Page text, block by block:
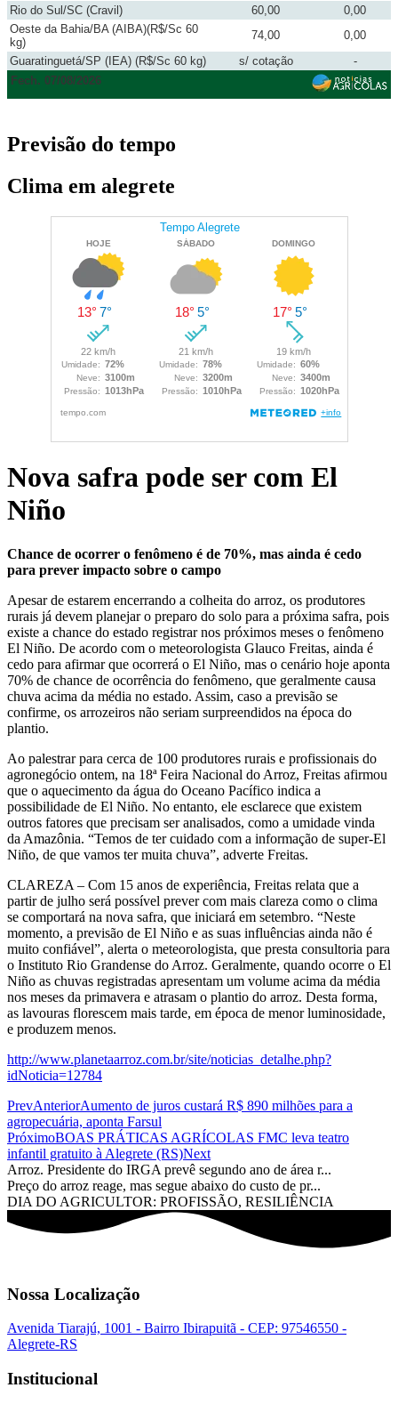
Rio do Sul/SC (Cravil)
60,00
0,00
Oeste da Bahia/BA (AIBA)(R$/Sc 60
kg)
74,00
0,00
Guaratinguetá/SP (IEA) (R$/Sc 60 kg)
s/ cotação
-
Fech. 07/08/2026
Previsão do tempo
Clima em alegrete
Nova safra pode ser com El
Niño
Chance de ocorrer o fenômeno é de 70%, mas ainda é cedo
para prever impacto sobre o campo
Apesar de estarem encerrando a colheita do arroz, os produtores
rurais já devem planejar o preparo do solo para a próxima safra, pois
existe a chance do estado registrar nos próximos meses o fenômeno
El Niño. De acordo com o meteorologista Glauco Freitas, ainda é
cedo para afirmar que ocorrerá o El Niño, mas o cenário hoje aponta
70% de chance de ocorrência do fenômeno, que geralmente causa
chuva acima da média no estado. Assim, caso a previsão se
confirme, os arrozeiros não seriam surpreendidos na época do
plantio.
Ao palestrar para cerca de 100 produtores rurais e profissionais do
agronegócio ontem, na 18ª Feira Nacional do Arroz, Freitas afirmou
que o aquecimento da água do Oceano Pacífico indica a
possibilidade de El Niño. No entanto, ele esclarece que existem
outros fatores que precisam ser analisados, como a umidade vinda
da Amazônia. “Temos de ter cuidado com a informação de super-El
Niño, de que vamos ter muita chuva”, adverte Freitas.
CLAREZA – Com 15 anos de experiência, Freitas relata que a
partir de julho será possível prever com mais clareza como o clima
se comportará na nova safra, que iniciará em setembro. “Neste
momento, a previsão de El Niño e as suas influências ainda não é
muito confiável”, alerta o meteorologista, que presta consultoria para
o Instituto Rio Grandense do Arroz. Geralmente, quando ocorre o El
Niño as chuvas registradas apresentam um volume acima da média
nos meses da primavera e atrasam o plantio do arroz. Desta forma,
as lavouras florescem mais tarde, em época de menor luminosidade,
e produzem menos.
http://www.planetaarroz.com.br/site/noticias_detalhe.php?
idNoticia=12784
PrevAnteriorAumento de juros custará R$ 890 milhões para a
agropecuária, aponta Farsul
PróximoBOAS PRÁTICAS AGRÍCOLAS FMC leva teatro
infantil gratuito à Alegrete (RS)Next
Arroz. Presidente do IRGA prevê segundo ano de área r...
Preço do arroz reage, mas segue abaixo do custo de pr...
DIA DO AGRICULTOR: PROFISSÃO, RESILIÊNCIA
Nossa Localização
Avenida Tiarajú, 1001 - Bairro Ibirapuitã - CEP: 97546550 -
Alegrete-RS
Institucional